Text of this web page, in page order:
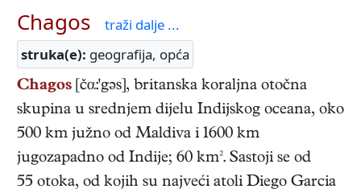
Chagos
traži dalje ...
struka(e): geografija, opća
Chagos [čα:'gəs], britanska koraljna otočna
skupina u srednjem dijelu Indijskog oceana, oko
500 km južno od Maldiva i 1600 km
jugozapadno od Indije; 60 km². Sastoji se od
55 otoka, od kojih su najveći atoli Diego Garcia